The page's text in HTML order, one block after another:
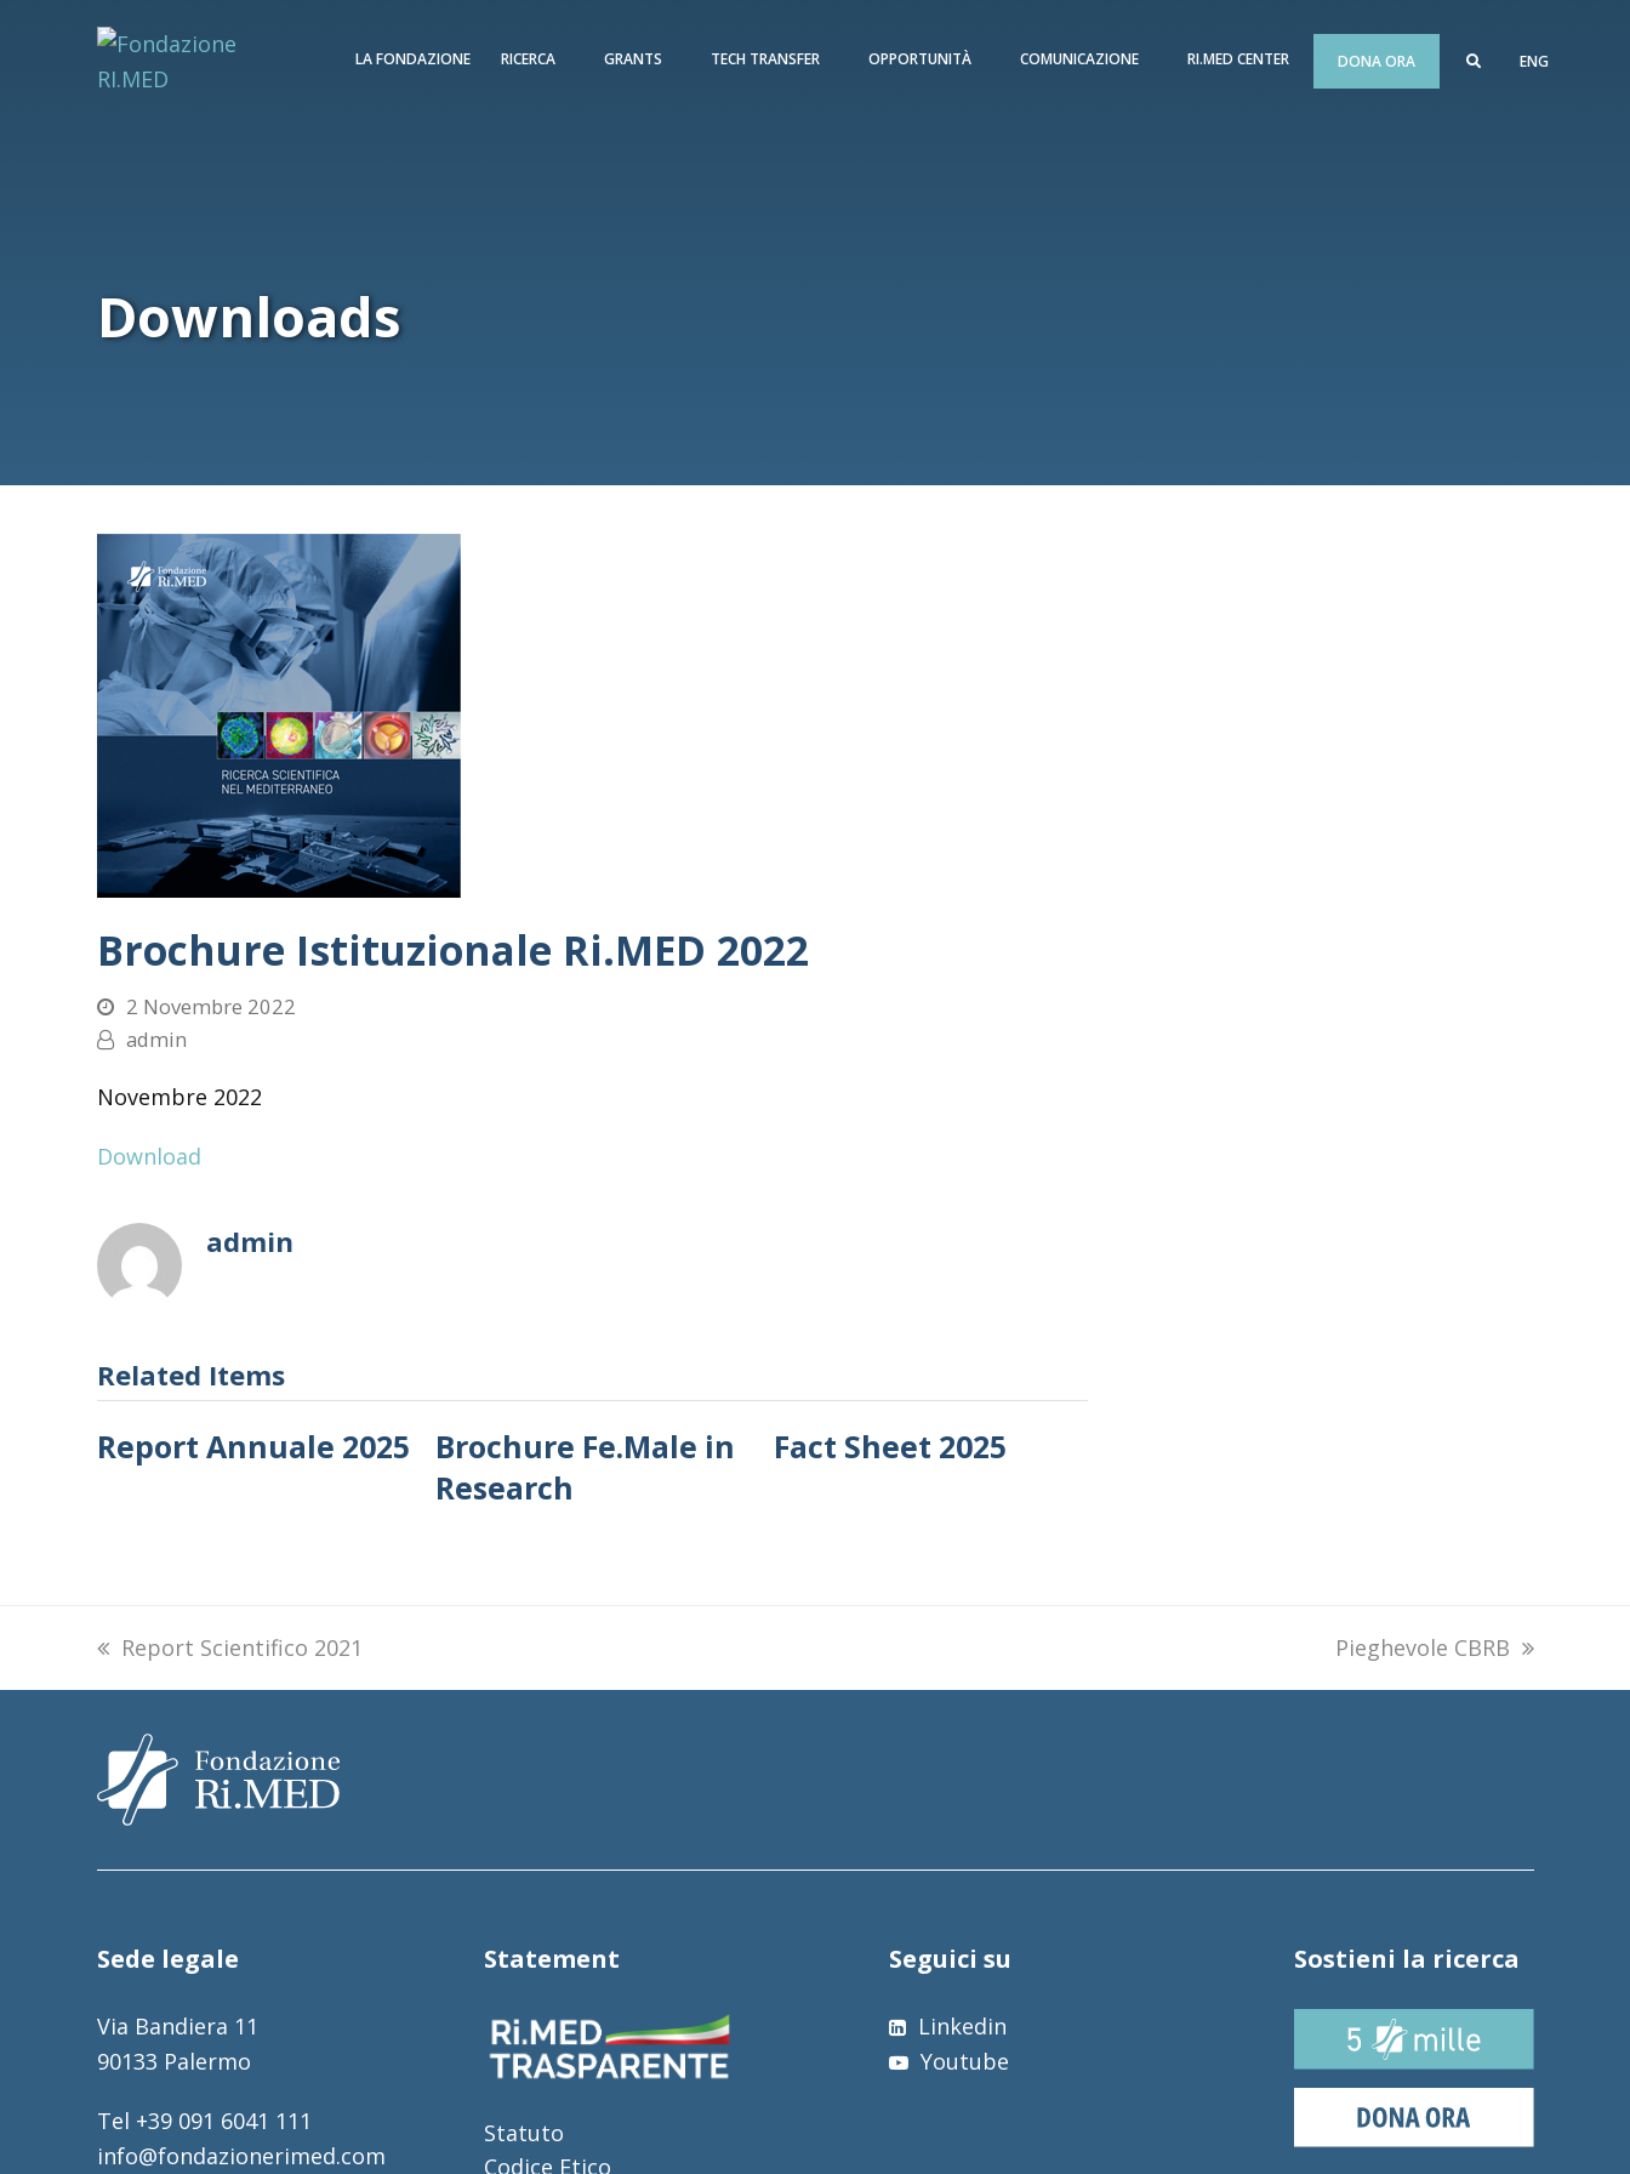
LA FONDAZIONE RICERCA GRANTS TECH TRANSFER OPPORTUNITÀ COMUNICAZIONE RI.MED CENTER DONA ORA ENG
Downloads
Brochure Istituzionale Ri.MED 2022
2 Novembre 2022
admin
Novembre 2022
Download
admin
Related Items
Report Annuale 2025
Brochure Fe.Male in
Research
Fact Sheet 2025
previous
post:
Report Scientifico 2021
next
post:
Pieghevole CBRB
Sede legale
Via Bandiera 11
90133 Palermo
Tel +39 091 6041 111
info@fondazionerimed.com
Statement
Statuto
Codice Etico
Seguici su
Linkedin
Youtube
Sostieni la ricerca